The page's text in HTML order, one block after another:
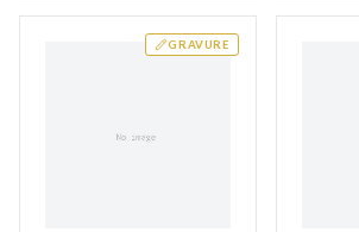
GRAVURE